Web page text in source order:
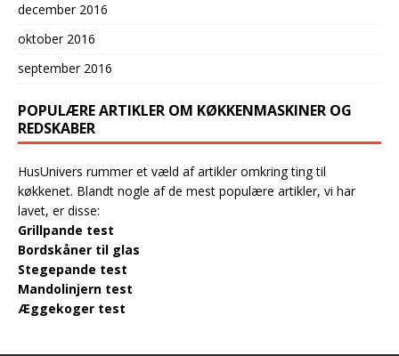
december 2016
oktober 2016
september 2016
POPULÆRE ARTIKLER OM KØKKENMASKINER OG
REDSKABER
HusUnivers rummer et væld af artikler omkring ting til
køkkenet. Blandt nogle af de mest populære artikler, vi har
lavet, er disse:
Grillpande test
Bordskåner til glas
Stegepande test
Mandolinjern test
Æggekoger test